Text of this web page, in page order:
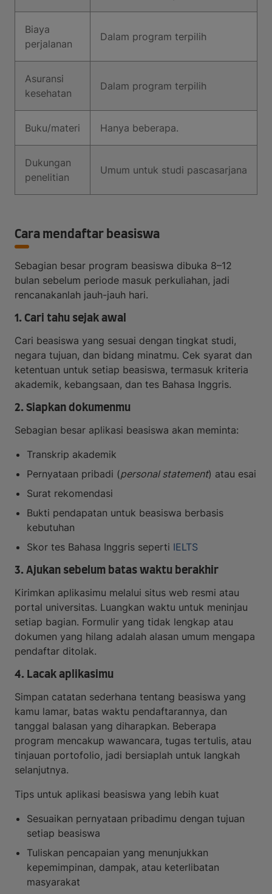
Biaya
perjalanan
Dalam program terpilih
Asuransi
kesehatan
Dalam program terpilih
Buku/materi Hanya beberapa.
Dukungan
penelitian
Umum untuk studi pascasarjana
Cara mendaftar beasiswa
Sebagian besar program beasiswa dibuka 8–12
bulan sebelum periode masuk perkuliahan, jadi
rencanakanlah jauh-jauh hari.
1. Cari tahu sejak awal
Cari beasiswa yang sesuai dengan tingkat studi,
negara tujuan, dan bidang minatmu. Cek syarat dan
ketentuan untuk setiap beasiswa, termasuk kriteria
akademik, kebangsaan, dan tes Bahasa Inggris.
2. Siapkan dokumenmu
Sebagian besar aplikasi beasiswa akan meminta:
Transkrip akademik
Pernyataan pribadi (personal statement) atau esai
Surat rekomendasi
Bukti pendapatan untuk beasiswa berbasis
kebutuhan
Skor tes Bahasa Inggris seperti IELTS
3. Ajukan sebelum batas waktu berakhir
Kirimkan aplikasimu melalui situs web resmi atau
portal universitas. Luangkan waktu untuk meninjau
setiap bagian. Formulir yang tidak lengkap atau
dokumen yang hilang adalah alasan umum mengapa
pendaftar ditolak.
4. Lacak aplikasimu
Simpan catatan sederhana tentang beasiswa yang
kamu lamar, batas waktu pendaftarannya, dan
tanggal balasan yang diharapkan. Beberapa
program mencakup wawancara, tugas tertulis, atau
tinjauan portofolio, jadi bersiaplah untuk langkah
selanjutnya.
Tips untuk aplikasi beasiswa yang lebih kuat
Sesuaikan pernyataan pribadimu dengan tujuan
setiap beasiswa
Tuliskan pencapaian yang menunjukkan
kepemimpinan, dampak, atau keterlibatan
masyarakat